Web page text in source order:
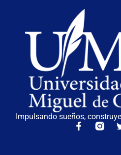
Impulsando sueños,